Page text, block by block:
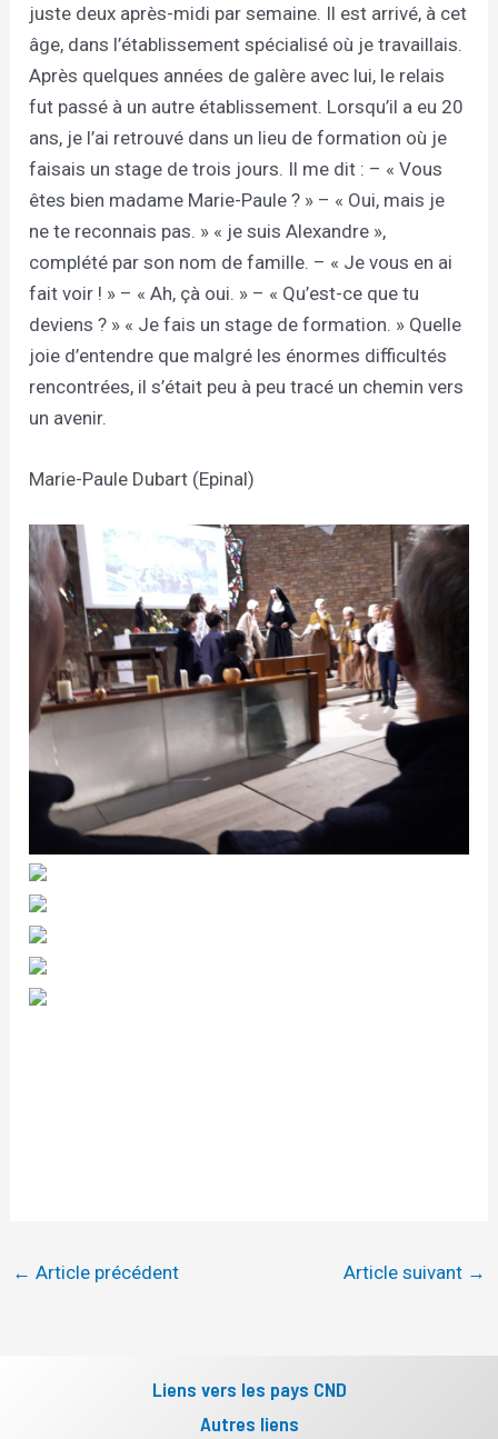
juste deux après-midi par semaine. Il est arrivé, à cet
âge, dans l’établissement spécialisé où je travaillais.
Après quelques années de galère avec lui, le relais
fut passé à un autre établissement. Lorsqu’il a eu 20
ans, je l’ai retrouvé dans un lieu de formation où je
faisais un stage de trois jours. Il me dit : – « Vous
êtes bien madame Marie-Paule ? » – « Oui, mais je
ne te reconnais pas. » « je suis Alexandre »,
complété par son nom de famille. – « Je vous en ai
fait voir ! » – « Ah, çà oui. » – « Qu’est-ce que tu
deviens ? » « Je fais un stage de formation. » Quelle
joie d’entendre que malgré les énormes difficultés
rencontrées, il s’était peu à peu tracé un chemin vers
un avenir.
Marie-Paule Dubart (Epinal)
← Article précédent Article suivant →
Liens vers les pays CND
Autres liens